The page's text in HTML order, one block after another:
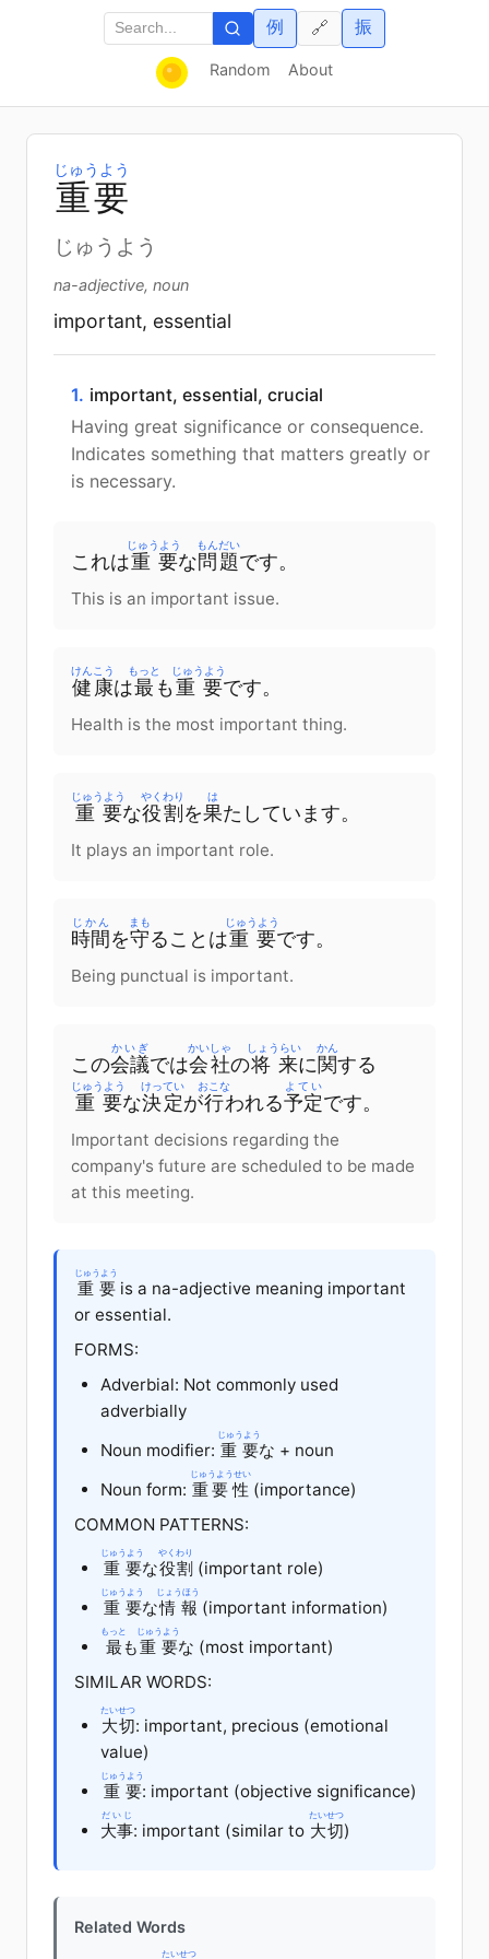
Random About
例 振
🔗
重要
じゅうよう
じゅうよう
na-adjective, noun
important, essential
1. important, essential, crucial
Having great significance or consequence.
Indicates something that matters greatly or
is necessary.
これは重要
じゅうよう
な問題
もんだい
です。
This is an important issue.
健康
けんこう
は最
もっと
も 重要
じゅうよう
です。
Health is the most important thing.
重要
じゅうよう
な役割
やくわり
を果
は
たしています。
It plays an important role.
時間
じかん
を守
まも
る こと は重要
じゅうよう
です。
Being punctual is important.
この会議
かいぎ
では会社
かいしゃ
の将来
しょうらい
に 関
かん
する
重要
じゅうよう
な決定
けってい
が行
おこな
われる予定
よてい
です。
Important decisions regarding the
company's future are scheduled to be made
at this meeting.
重要
じゅうよう
is a na-adjective meaning important
or essential.
FORMS:
Adverbial: Not commonly used
adverbially
Noun modifier: 重要
じゅうよう
な + noun
Noun form: 重要性
じゅうようせい
(importance)
COMMON PATTERNS:
重要
じゅうよう
な役割
やくわり
(important role)
重要
じゅうよう
な情報
じょうほう
(important information)
最
もっと
も重要
じゅうよう
な (most important)
SIMILAR WORDS:
大切
たいせつ
: important, precious (emotional
value)
重要
じゅうよう
: important (objective significance)
大事
だいじ
: important (similar to 大切
たいせつ
)
Related Words
たいせつ